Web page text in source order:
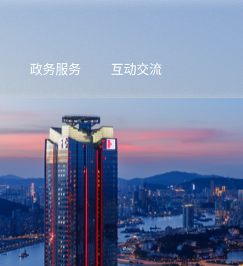
政务服务 互动交流